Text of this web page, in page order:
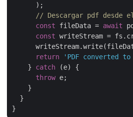
      );
// Descargar pdf desde
const fileData = await
const writeStream =
return
'PDF converted
    }
catch (e) {
throw e;
    }
  }